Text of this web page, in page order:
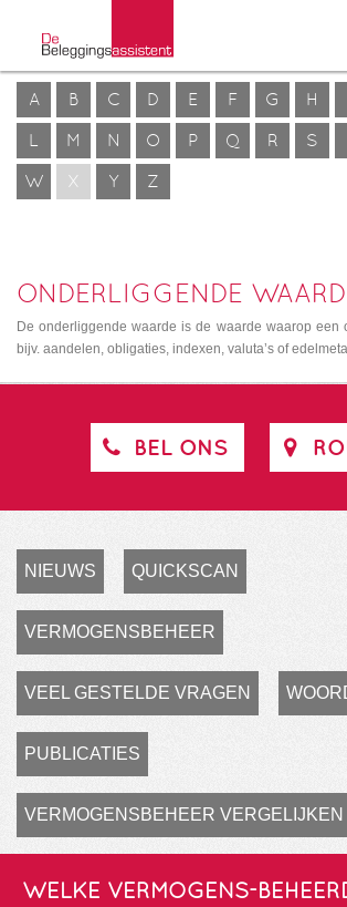
A B C D E F G H
L
M N O P Q R S
W
X Y Z
ONDERLIGGENDE
De onderliggende waarde is de waarde waarop een
bijv. aandelen, obligaties, indexen, valuta’s of
BEL ONS
NIEUWS QUICKSCAN
VERMOGENSBEHEER
VEEL GESTELDE VRAGEN
PUBLICATIES
VERMOGENSBEHEER VERGELIJKEN
WELKE VERMOGENS-